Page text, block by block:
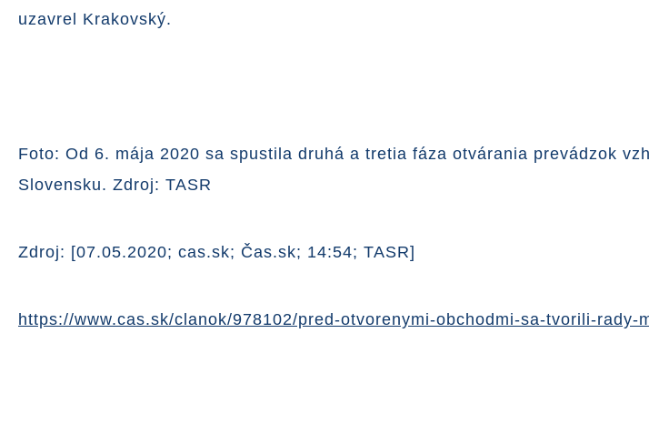
uzavrel Krakovský.
Foto: Od 6. mája 2020 sa spustila druhá a tretia fáza otvárania prevádzok
Slovensku. Zdroj: TASR
Zdroj: [07.05.2020; cas.sk; Čas.sk; 14:54; TASR]
https://www.cas.sk/clanok/978102/pred-otvorenymi-obchodmi-sa-tvorili-